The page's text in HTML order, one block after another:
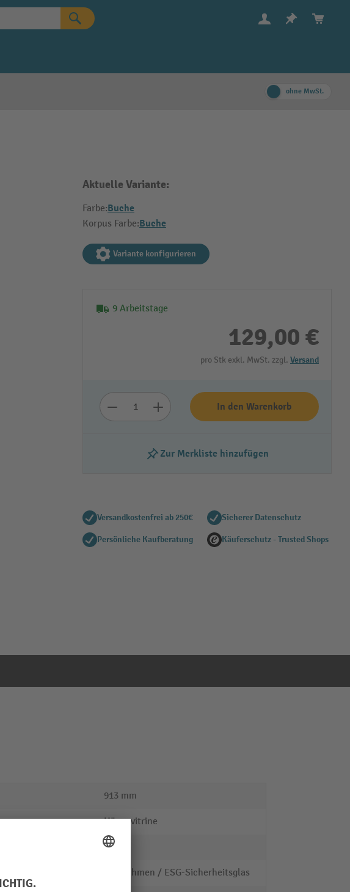
ohne MwSt.
Aktuelle Variante:
Farbe:Buche
Korpus Farbe:Buche
Variante konfigurieren
9 Arbeitstage
129,00 €
pro Stk exkl. MwSt. zzgl. Versand
In den Warenkorb
Zur Merkliste hinzufügen
Versandkostenfrei ab 250€ Sicherer Datenschutz
Persönliche Kaufberatung Käuferschutz - Trusted Shops
913 mm
Hängevitrine
Buche
Holzrahmen / ESG-Sicherheitsglas